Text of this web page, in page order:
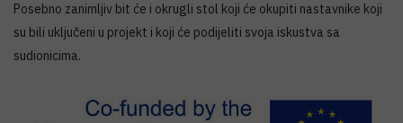
Posebno zanimljiv bit će i okrugli stol koji će okupiti nastavnike koji
su bili uključeni u projekt i koji će podijeliti svoja iskustva sa
sudionicima.